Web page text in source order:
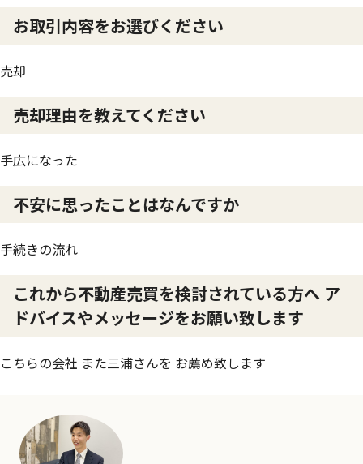
お取引内容をお選びください
売却
売却理由を教えてください
手広になった
不安に思ったことはなんですか
手続きの流れ
これから不動産売買を検討されている方へ ア
ドバイスやメッセージをお願い致します
こちらの会社 また三浦さんを お薦め致します